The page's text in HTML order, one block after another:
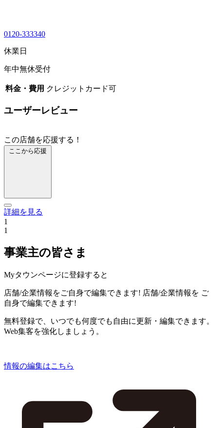
0120-333340
休業日
年中無休受付
料金・費用 クレジットカード可
ユーザーレビュー
この店舗を応援する！
ここから応援
詳細を見る
1
1
事業主の皆さま
Myタウンページに登録すると
店舗/企業情報をご自身で編集できます! 店舗/企業情報を ご
自身で編集できます!
無料登録で、いつでも何度でも自由に更新・編集できます。
Web集客を強化しましょう。
情報の編集はこちら